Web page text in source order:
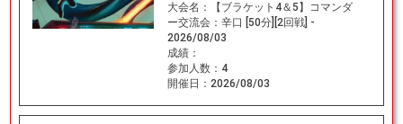
大会名：
【ブラケット4＆5】コマンダ
ー交流会：辛口 [50分][2回戦] -
2026/08/03
成績：
参加人数： 4
開催日： 2026/08/03